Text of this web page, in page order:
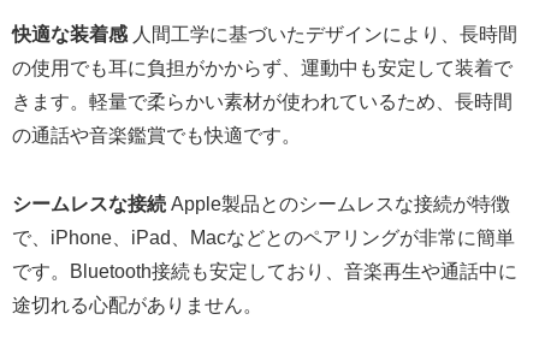
快適な装着感 人間工学に基づいたデザインにより、長時間
の使用でも耳に負担がかからず、運動中も安定して装着で
きます。軽量で柔らかい素材が使われているため、長時間
の通話や音楽鑑賞でも快適です。
シームレスな接続 Apple製品とのシームレスな接続が特徴
で、iPhone、iPad、Macなどとのペアリングが非常に簡単
です。Bluetooth接続も安定しており、音楽再生や通話中に
途切れる心配がありません。